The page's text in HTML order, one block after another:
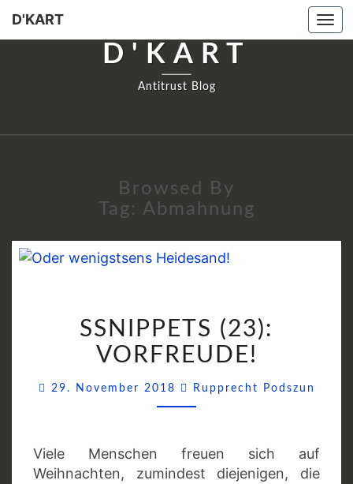
D'KART
D'KART
Antitrust Blog
Browsed By
Tag: Abmahnung
(23):
VORFREUDE!
SSNIPPETS (23):
VORFREUDE!
29. November 2018 Rupprecht Podszun
Viele Menschen freuen sich auf
Weihnachten, zumindest diejenigen, die